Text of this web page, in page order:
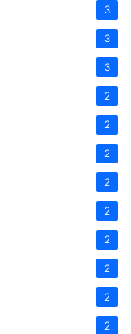
3
3
3
2
2
2
2
2
2
2
2
2